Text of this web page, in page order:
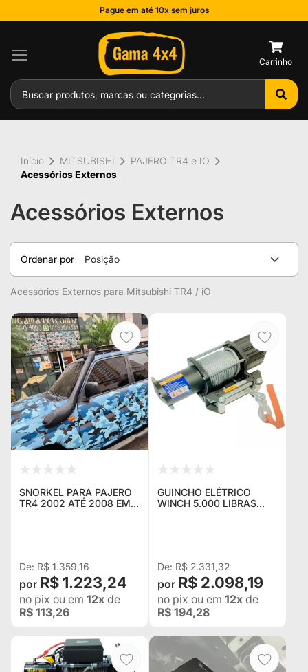
Pague em até 10x sem juros
Acessórios Externos
Ordenar por Posição
Acessórios Externos para Mitsubishi TR4 / iO
SNORKEL PARA PAJERO
TR4 2002 ATÉ 2008 EM
R$ 1.359,16
R$ 1.223,24
no pix ou em 12x de
R$ 113,26
GUINCHO ELÉTRICO
WINCH 5.000 LIBRAS
R$ 2.331,32
R$ 2.098,19
no pix ou em 12x de
R$ 194,28
Início MITSUBISHI
PAJERO TR4 e IO
Acessórios Externos